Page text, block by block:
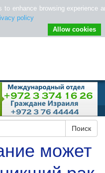
может
enhance browsing experience
policy
Allow cookies